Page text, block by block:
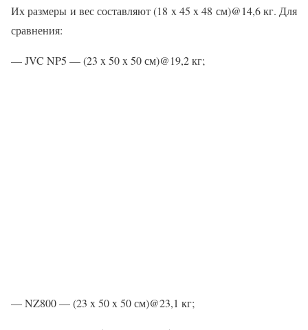
Их размеры и вес составляют (18 x 45 x 48 см)@14,6 кг. Для
сравнения:
— JVC NP5 — (23 x 50 x 50 см)@19,2 кг;
— NZ800 — (23 x 50 x 50 см)@23,1 кг;